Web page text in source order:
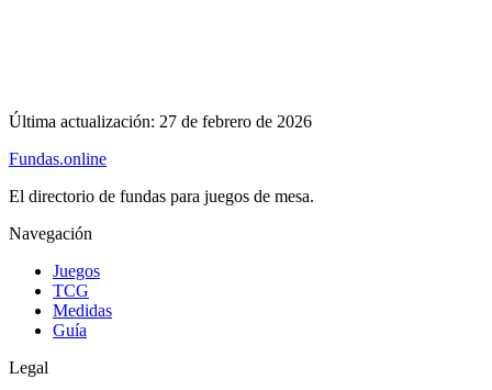
Última actualización: 27 de febrero de 2026
Fundas.online
El directorio de fundas para juegos de mesa.
Navegación
Juegos
TCG
Medidas
Guía
Legal